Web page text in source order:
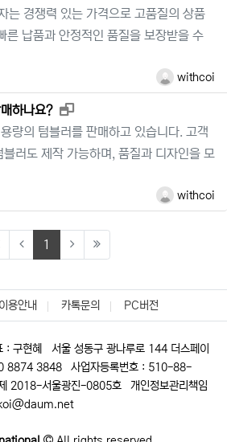
는 경쟁력 있는 가격으로 고품질의 상품
른 납품과 안정적인 품질을 보장받을 수
등록자withcoi
하나요?
새창으로 보기
량의 텀블러를 판매하고 있습니다. 고객
러도 제작 가능하며, 품질과 디자인을 모
등록자withcoi
1 (current)
이용안내 카톡문의 PC버전
: 구현혜
서울 성동구 광나루로 144 더스페이
8874 3848
사업자등록번호 : 510-88-
2018-서울광진-0805호
개인정보관리책임